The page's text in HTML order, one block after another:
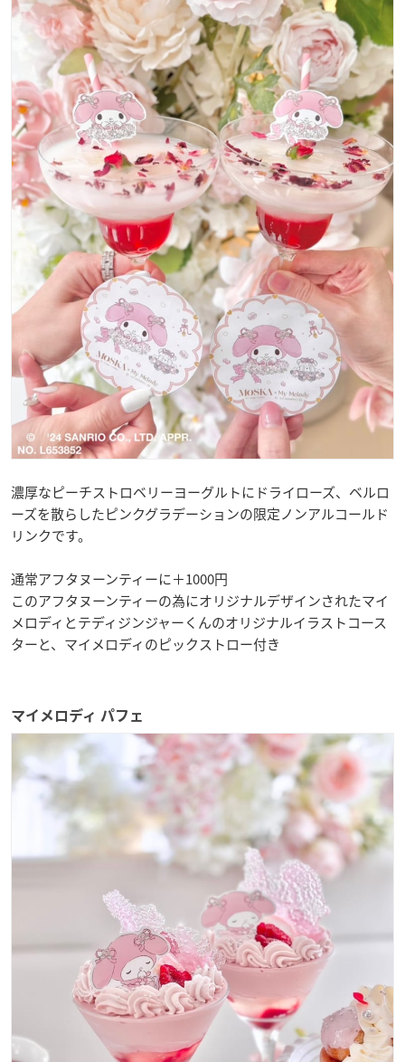
濃厚なピーチストロベリーヨーグルトにドライローズ、ベルロ
ーズを散らしたピンクグラデーションの限定ノンアルコールド
リンクです。
通常アフタヌーンティーに＋1000円
このアフタヌーンティーの為にオリジナルデザインされたマイ
メロディとテディジンジャーくんのオリジナルイラストコース
ターと、マイメロディのピックストロー付き
マイメロディ パフェ